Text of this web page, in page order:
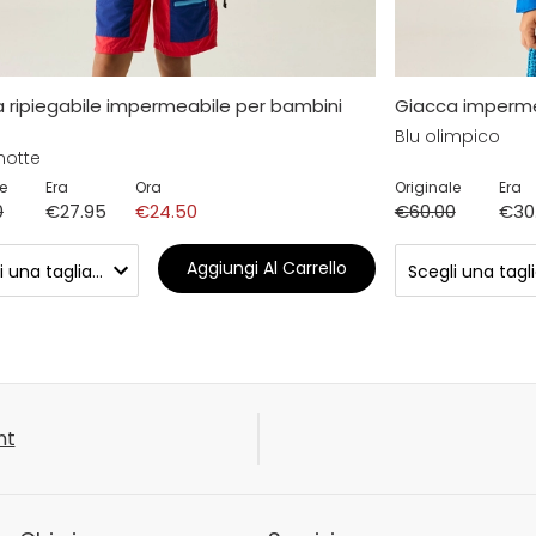
ripiegabile impermeabile per bambini
Era
€27.95
Ora
€24.50
Aggiungi Al Carrello
Giacca
Blu olimpico
Originale
€60.00
Era